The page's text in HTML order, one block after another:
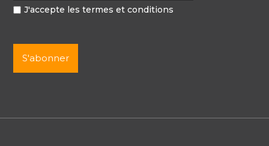
J'accepte les termes et conditions